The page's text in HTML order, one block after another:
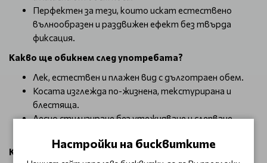
Перфектен за тези, които искат естествено
вълнообразен и раздвижен ефект без твърда
фиксация.
Какво ще обикнем след употребата?
Лек, естествен и плажен вид с дълготраен обем.
Косата изглежда по-жизнена, текстурирана и
блестяща.
Лесно стилизиране без утежняване и слепване.
Как да използвам?
Настройки на бисквитките